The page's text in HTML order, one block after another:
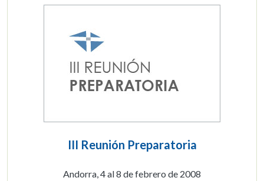
III Reunión Preparatoria
Andorra, 4 al 8 de febrero de 2008